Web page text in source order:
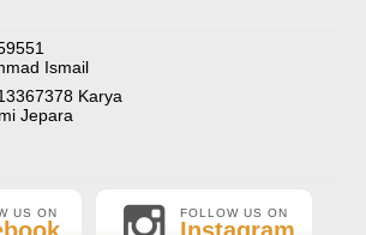
Rp (Hubungi CS)
terima kasih banyak ya. Barang furniture
kasih banyak mas mail.
Ismail
Karya
Jepara
US ON FOLLOW US ON